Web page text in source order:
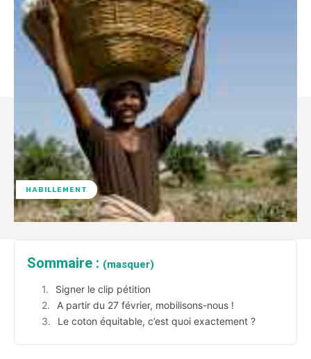
HABILLEMENT
Sommaire : (masquer)
Signer le clip pétition
A partir du 27 février, mobilisons-nous !
Le coton équitable, c’est quoi exactement ?